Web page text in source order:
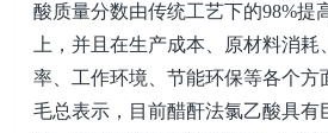
酸质量分数由传统工艺下的98%提
上，并且在生产成本、原材料消耗
率、工作环境、节能环保等各个方
毛总表示，目前醋酐法氯乙酸具有